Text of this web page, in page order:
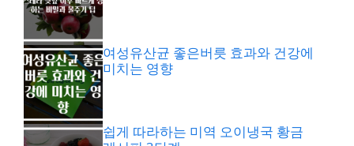
여성유산균 좋은버릇 효과와 건강에
미치는 영향
쉽게 따라하는 미역 오이냉국 황금